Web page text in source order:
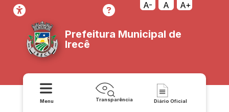
A- A A+
Prefeitura Municipal de
Irecê
Menu Transparência Diário Oficial